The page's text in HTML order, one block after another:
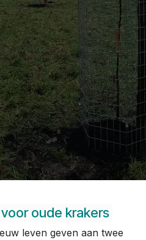
oude krakers
leven geven aan twee